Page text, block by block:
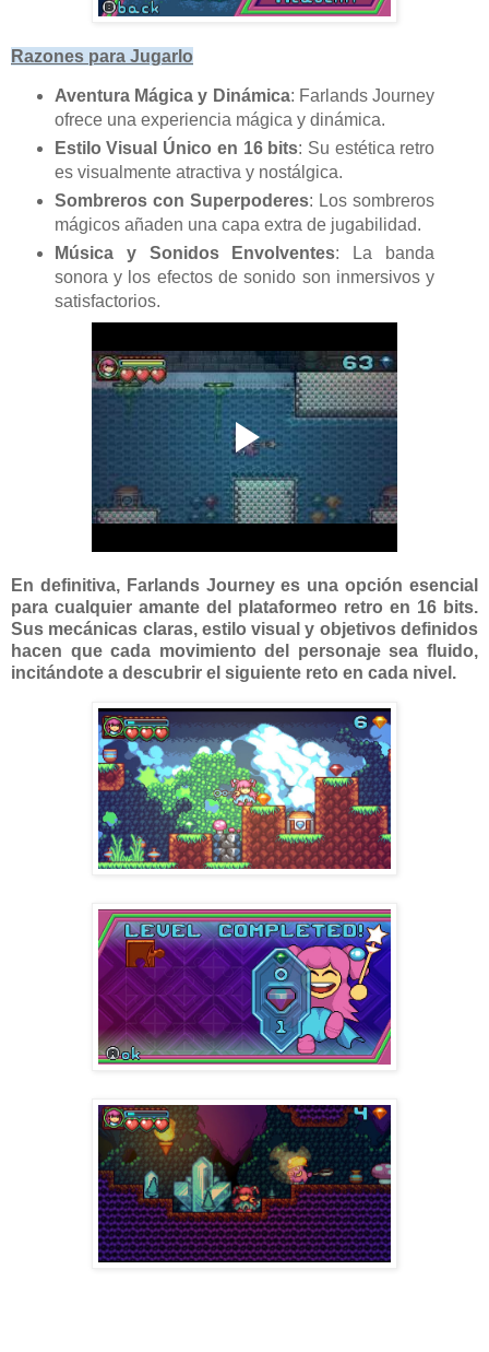
Razones para Jugarlo
Aventura Mágica y Dinámica: Farlands Journey
ofrece una experiencia mágica y dinámica.
Estilo Visual Único en 16 bits: Su estética retro
es visualmente atractiva y nostálgica.
Sombreros con Superpoderes: Los sombreros
mágicos añaden una capa extra de jugabilidad.
Música y Sonidos Envolventes: La banda
sonora y los efectos de sonido son inmersivos y
satisfactorios.
En definitiva, Farlands Journey es una opción esencial
para cualquier amante del plataformeo retro en 16 bits.
Sus mecánicas claras, estilo visual y objetivos definidos
hacen que cada movimiento del personaje sea fluido,
incitándote a descubrir el siguiente reto en cada nivel.